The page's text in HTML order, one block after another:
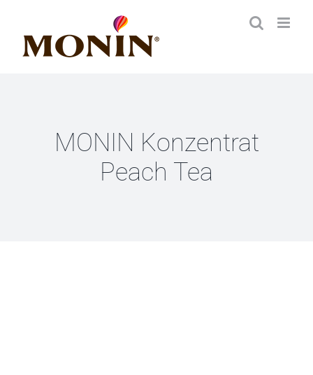
Inhalt
springen
MONIN Konzentrat
Peach Tea